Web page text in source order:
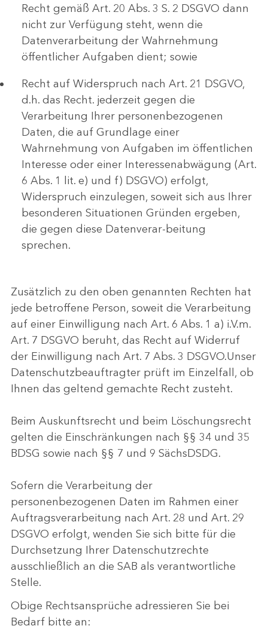
Recht gemäß Art. 20 Abs. 3 S. 2 DSGVO dann
nicht zur Verfügung steht, wenn die
Datenverarbeitung der Wahrnehmung
öffentlicher Aufgaben dient; sowie
Recht auf Widerspruch nach Art. 21 DSGVO,
d.h. das Recht. jederzeit gegen die
Verarbeitung Ihrer personenbezogenen
Daten, die auf Grundlage einer
Wahrnehmung von Aufgaben im öffentlichen
Interesse oder einer Interessenabwägung (Art.
6 Abs. 1 lit. e) und f) DSGVO) erfolgt,
Widerspruch einzulegen, soweit sich aus Ihrer
besonderen Situationen Gründen ergeben,
die gegen diese Datenverar-beitung
sprechen.
Zusätzlich zu den oben genannten Rechten hat
jede betroffene Person, soweit die Verarbeitung
auf einer Einwilligung nach Art. 6 Abs. 1 a) i.V.m.
Art. 7 DSGVO beruht, das Recht auf Widerruf
der Einwilligung nach Art. 7 Abs. 3 DSGVO.Unser
Datenschutzbeauftragter prüft im Einzelfall, ob
Ihnen das geltend gemachte Recht zusteht.
Beim Auskunftsrecht und beim Löschungsrecht
gelten die Einschränkungen nach §§ 34 und 35
BDSG sowie nach §§ 7 und 9 SächsDSDG.
Sofern die Verarbeitung der
personenbezogenen Daten im Rahmen einer
Auftragsverarbeitung nach Art. 28 und Art. 29
DSGVO erfolgt, wenden Sie sich bitte für die
Durchsetzung Ihrer Datenschutzrechte
ausschließlich an die SAB als verantwortliche
Stelle.
Obige Rechtsansprüche adressieren Sie bei
Bedarf bitte an: